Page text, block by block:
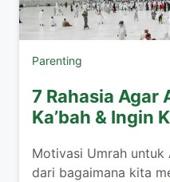
Parenting
7 Rahasia Agar
Ka’bah & Ingin
​Motivasi Umrah untuk
dari bagaimana kita